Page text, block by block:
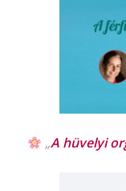
„A hüvelyi